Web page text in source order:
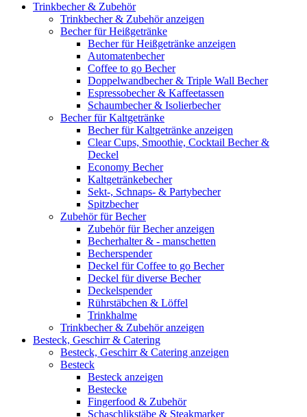
Trinkbecher & Zubehör
Trinkbecher & Zubehör anzeigen
Becher für Heißgetränke
Becher für Heißgetränke anzeigen
Automatenbecher
Coffee to go Becher
Doppelwandbecher & Triple Wall Becher
Espressobecher & Kaffeetassen
Schaumbecher & Isolierbecher
Becher für Kaltgetränke
Becher für Kaltgetränke anzeigen
Clear Cups, Smoothie, Cocktail Becher &
Deckel
Economy Becher
Kaltgetränkebecher
Sekt-, Schnaps- & Partybecher
Spitzbecher
Zubehör für Becher
Zubehör für Becher anzeigen
Becherhalter & - manschetten
Becherspender
Deckel für Coffee to go Becher
Deckel für diverse Becher
Deckelspender
Rührstäbchen & Löffel
Trinkhalme
Trinkbecher & Zubehör anzeigen
Besteck, Geschirr & Catering
Besteck, Geschirr & Catering anzeigen
Besteck
Besteck anzeigen
Bestecke
Fingerfood & Zubehör
Schaschlikstäbe & Steakmarker